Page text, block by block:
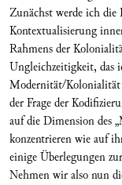
Zunächst werde ich die
Kontextualisierung
Rahmens der
Ungleichzeitigkeit, das
Modernität/Kolonialität
der Frage der
auf die Dimension des
konzentrieren wie auf
einige Überlegungen
Nehmen wir also nun